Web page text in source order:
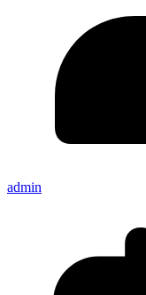
admin